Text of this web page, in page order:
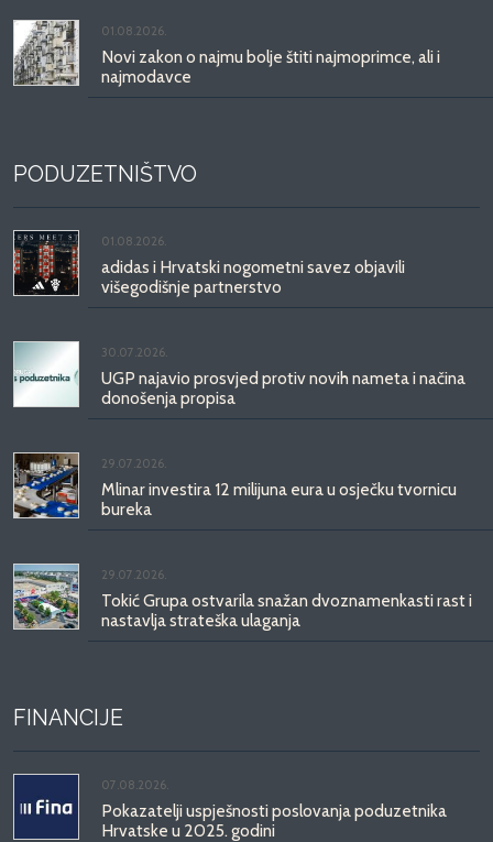
01.08.2026.
Novi zakon o najmu bolje štiti najmoprimce, ali i
najmodavce
PODUZETNIŠTVO
01.08.2026.
adidas i Hrvatski nogometni savez objavili
višegodišnje partnerstvo
30.07.2026.
UGP najavio prosvjed protiv novih nameta i načina
donošenja propisa
29.07.2026.
Mlinar investira 12 milijuna eura u osječku tvornicu
bureka
29.07.2026.
Tokić Grupa ostvarila snažan dvoznamenkasti rast i
nastavlja strateška ulaganja
FINANCIJE
07.08.2026.
Pokazatelji uspješnosti poslovanja poduzetnika
Hrvatske u 2025. godini